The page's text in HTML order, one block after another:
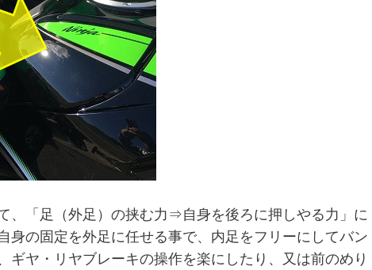
、「足（外足）の挟む力⇒自身を後ろに押しやる力」に
身の固定を外足に任せる事で、内足をフリーにしてバン
ギヤ・リヤブレーキの操作を楽にしたり、又は前のめり